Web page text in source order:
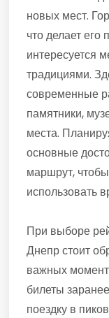
новых мест.
что делает его
интересуется
традициями.
современные
памятники,
места.
основные
маршрут,
использовать
При выборе
Днепр стоит
важных
билеты
поездку в